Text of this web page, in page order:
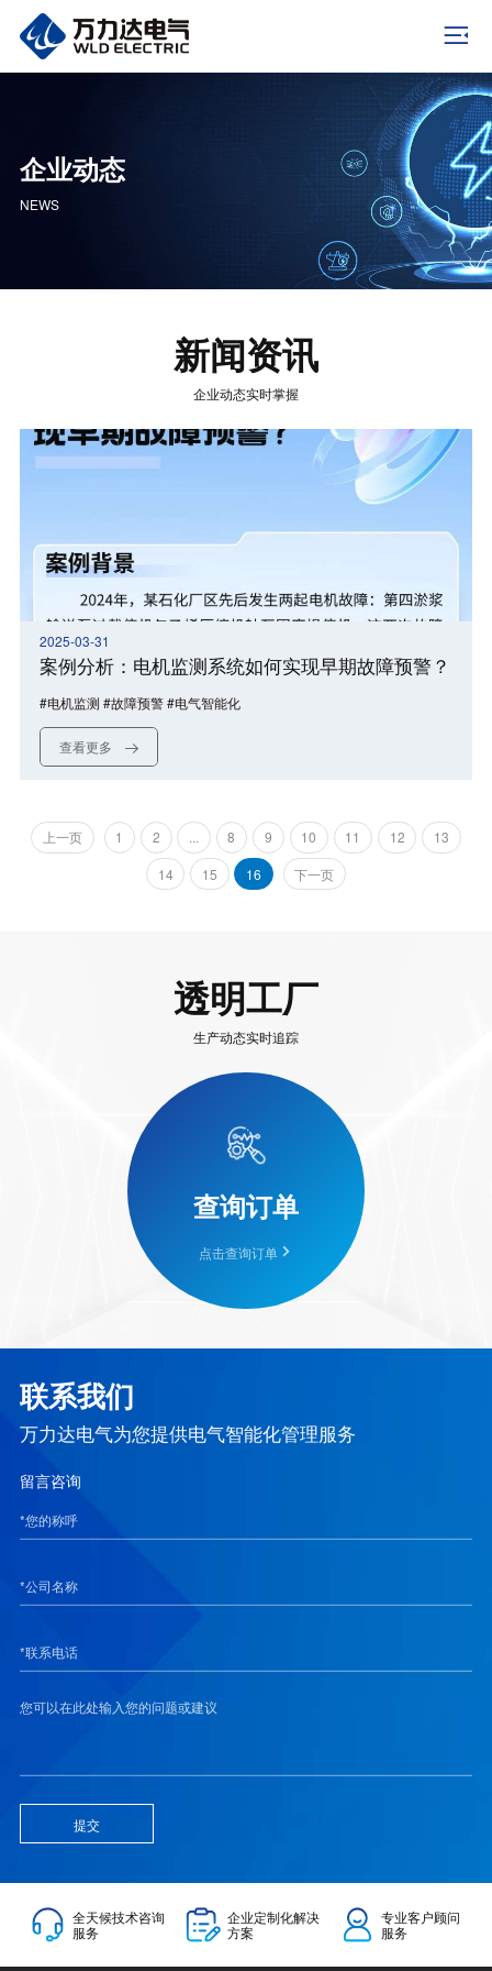
企业动态
NEWS
新闻资讯
企业动态实时掌握
2025-03-31
案例分析：电机监测系统如何实现早期故障预警？
#电机监测 #故障预警 #电气智能化
查看更多
上一页 1 2 ... 8 9 10 11 12
13
14
15 16 下一页
透明工厂
生产动态实时追踪
查询订单
点击查询订单
联系我们
万力达电气为您提供电气智能化管理服务
留言咨询
提交
全天候技术咨询
服务
企业定制化解决
方案
专业客户顾问
服务